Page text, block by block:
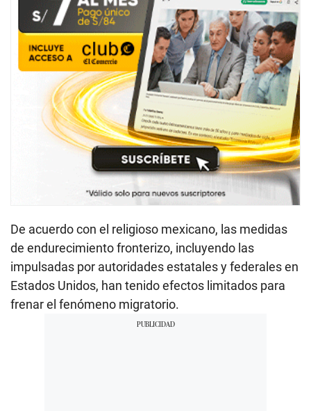
De acuerdo con el religioso mexicano, las medidas
de endurecimiento fronterizo, incluyendo las
impulsadas por autoridades estatales y federales en
Estados Unidos, han tenido efectos limitados para
frenar el fenómeno migratorio.